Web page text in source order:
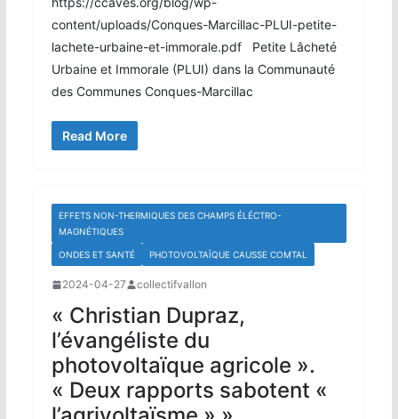
content/uploads/Conques-Marcillac-PLUI-petite-
lachete-urbaine-et-immorale.pdf Petite Lâcheté
Urbaine et Immorale (PLUI) dans la Communauté
des Communes Conques-Marcillac
Read More
EFFETS NON-THERMIQUES DES CHAMPS ÉLÉCTRO-
MAGNÉTIQUES
ONDES ET ​SANTÉ PHOTOVOLTAÏQUE CAUSSE COMTAL
2024-04-27 collectifvallon
« Christian Dupraz,
l’évangéliste du
photovoltaïque agricole ».
« Deux rapports sabotent «